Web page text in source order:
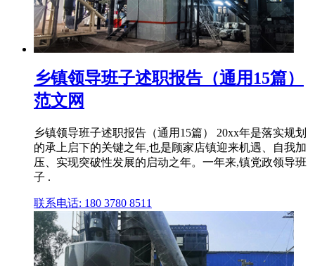
乡镇领导班子述职报告（通用15篇）
范文网
乡镇领导班子述职报告（通用15篇） 20xx年是落实规划
的承上启下的关键之年,也是顾家店镇迎来机遇、自我加
压、实现突破性发展的启动之年。一年来,镇党政领导班
子 .
联系电话: 180 3780 8511